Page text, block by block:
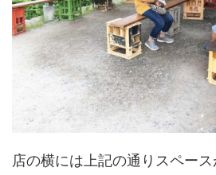
店の横には上記の通りスペー